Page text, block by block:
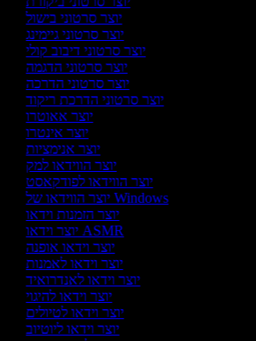
יוצר סרטוני בישול
יוצר סרטוני גיימינג
יוצר סרטוני דיבוב קולי
יוצר סרטוני הדגמה
יוצר סרטוני הדרכה
יוצר סרטוני הדרכת ריקוד
יוצר אאוטרו
יוצר אינטרו
יוצר אנימציות
יוצר הווידאו למק
יוצר הווידאו לפודקאסט
יוצר הווידאו של Windows
יוצר הזמנות וידאו
יוצר וידאו ASMR
יוצר וידאו אופנה
יוצר וידאו לאמנות
יוצר וידאו לאנדרואיד
יוצר וידאו להיגוי
יוצר וידאו לטיולים
יוצר וידאו ליוטיוב